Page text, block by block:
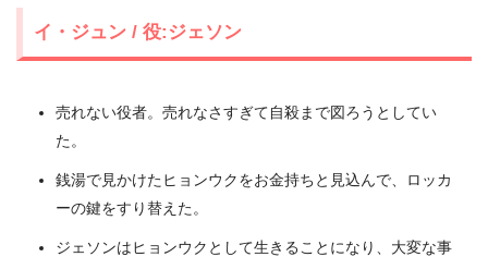
イ・ジュン / 役:ジェソン
売れない役者。売れなさすぎて自殺まで図ろうとしてい
た。
銭湯で見かけたヒョンウクをお金持ちと見込んで、ロッカ
ーの鍵をすり替えた。
ジェソンはヒョンウクとして生きることになり、大変な事